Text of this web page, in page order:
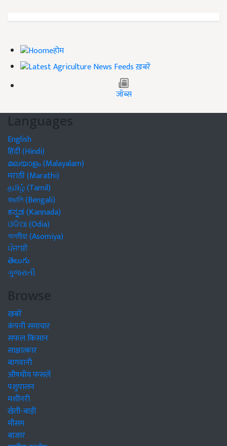
होम
ख़बरें
जॉब्स
Languages
English
हिंदी (Hindi)
മലയാളം (Malayalam)
मराठी (Marathi)
தமிழ் (Tamil)
বাঙালি (Bengali)
ಕನ್ನಡ (Kannada)
ଓଡିଆ (Odia)
অসমীয়া (Asomiya)
ਪੰਜਾਬੀ
తెలుగు
ગુજરાતી
Browse
खबरें
कंपनी समाचार
सफल किसान
साक्षात्कार
बागवानी
औषधीय फसलें
पशुपालन
मशीनरी
खेती-बाड़ी
मौसम
बाजार